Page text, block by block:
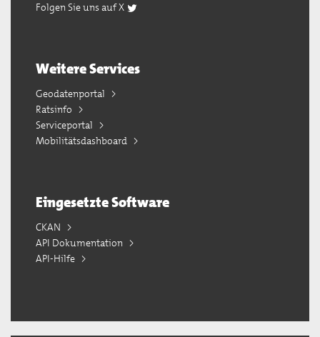
Folgen Sie uns auf X
Weitere Services
Geodatenportal
Ratsinfo
Serviceportal
Mobilitätsdashboard
Eingesetzte Software
CKAN
API Dokumentation
API-Hilfe